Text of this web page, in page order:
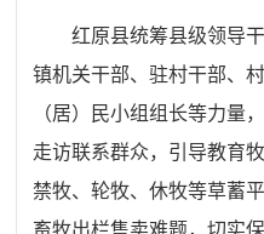
红原县统筹县级领导
镇机关干部、驻村干部、
（居）民小组组长等力量
走访联系群众，引导教育
禁牧、轮牧、休牧等草蓄